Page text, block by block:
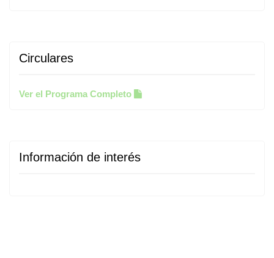
Circulares
Ver el Programa Completo
Información de interés